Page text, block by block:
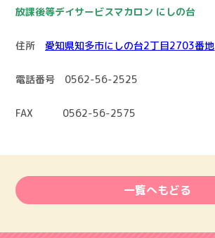
放課後等デイサービスマカロン にしの台
住所 愛知県知多市にしの台2丁目2703番地
電話番号 0562-56-2525
FAX 0562-56-2575
一覧へもどる